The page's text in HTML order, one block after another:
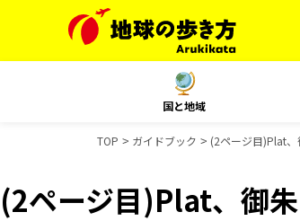
国と地域
TOP ガイドブック (2ページ目)Plat、
(2ページ目)Plat、御